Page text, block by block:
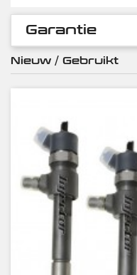
Garantie
Nieuw / Gebruikt